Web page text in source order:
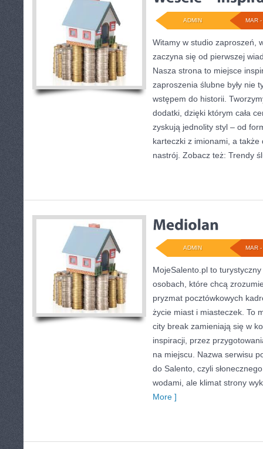
MAR
ADMIN
Witamy w studio zaproszeń,
zaczyna się od pierwszej
Nasza strona to miejsce
zaproszenia ślubne były nie
wstępem do historii.
dodatki, dzięki którym cała
zyskują jednolity styl – od
karteczki z imionami, a
nastrój. Zobacz też: Trendy
MAR
ADMIN
MojeSalento.pl to
osobach, które chcą
pryzmat pocztówkowych
życie miast i miasteczek. To
city break zamieniają się w
inspiracji, przez
na miejscu. Nazwa serwisu
do Salento, czyli
wodami, ale klimat strony
More ]